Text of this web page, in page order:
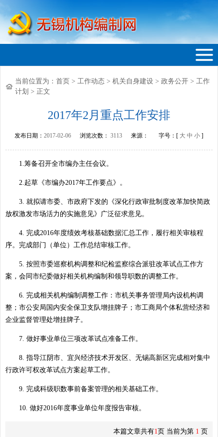
无锡机构编制网
当前位置为： 首页 > 工作动态 > 机关自身建设 > 政务公开 > 工作
计划 > 正文
2017年2月重点工作安排
发布日期： 2017-02-06 浏览次数： 3113 来源： 字号：[ 大 中 小 ]
1.筹备召开全市编办主任会议。
2.起草《市编办2017年工作要点》。
3. 就拟请市委、市政府下发的《深化行政审批制度改革加快简政
放权激发市场活力的实施意见》广泛征求意见。
4. 完成2016年度绩效考核基础数据汇总工作，履行相关审核程
序。完成部门（单位）工作总结审核工作。
5. 按照市委巡察机构调整和纪检监察综合派驻改革试点工作方
案，会同市纪委做好相关机构编制和领导职数的调整工作。
6. 完成相关机构编制调整工作：市机关事务管理局内设机构调
整；市公安局国内安全保卫支队增挂牌子；市工商局个体私营经济和
企业监督管理处增挂牌子。
7. 做好事业单位三项改革试点准备工作。
8. 指导江阴市、宜兴经济技术开发区、无锡高新区完成相对集中
行政许可权改革试点方案起草工作。
9. 完成科级职数事前备案管理的相关基础工作。
10. 做好2016年度事业单位年度报告审核。
本篇文章共有1页 当前为第 1 页